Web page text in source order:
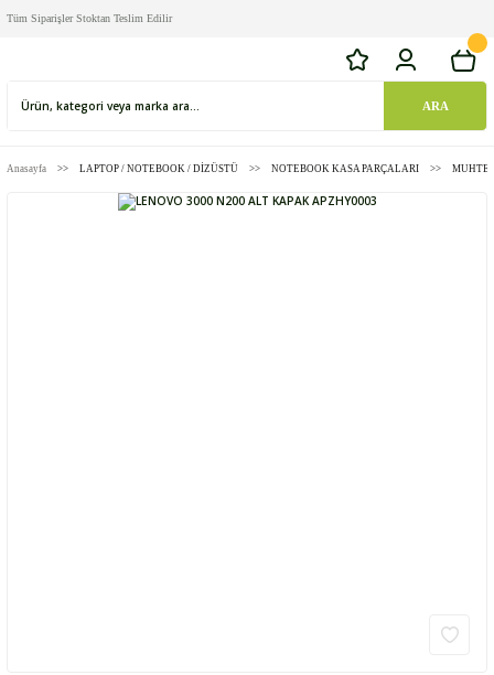
Tüm Siparişler Stoktan Teslim Edilir
ARA
Anasayfa LAPTOP / NOTEBOOK / DİZÜSTÜ NOTEBOOK KASA PARÇALARI